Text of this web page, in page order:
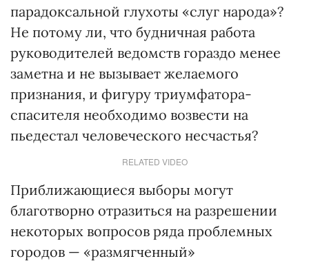
парадоксальной глухоты «слуг народа»?
Не потому ли, что будничная работа
руководителей ведомств гораздо менее
заметна и не вызывает желаемого
признания, и фигуру триумфатора-
спасителя необходимо возвести на
пьедестал человеческого несчастья?
RELATED VIDEO
Приближающиеся выборы могут
благотворно отразиться на разрешении
некоторых вопросов ряда проблемных
городов — «размягченный»